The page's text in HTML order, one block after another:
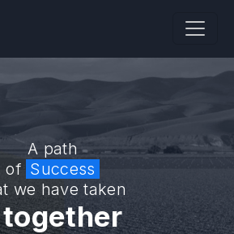
A path
of Success
we have taken
together